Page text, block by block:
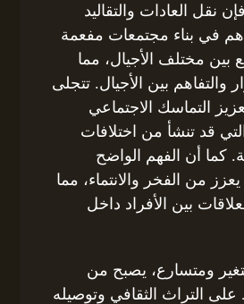
نقل العادات والتقاليد
في بناء مجتمعات مفعمة
بين مختلف الأجيال، مما
والتفاهم بين الأجيال. تتجلى
التماسك الاجتماعي
قد تنشأ من اختلافات
كما أن الفهم الواضح
من الفخر والانتماء، مما
بين الأفراد داخل
ومتسارع، يصبح من
التراث الثقافي وتوصيله